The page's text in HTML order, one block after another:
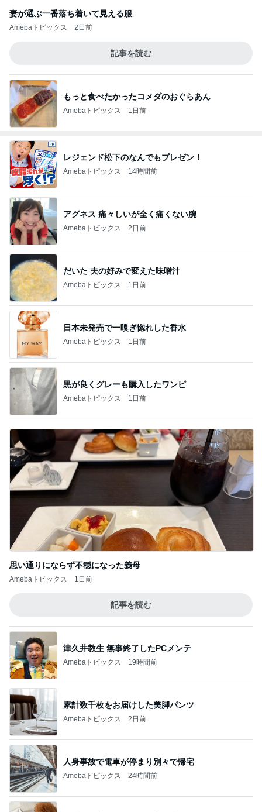
妻が選ぶ一番落ち着いて見える服
Amebaトピックス 2日前
記事を読む
もっと食べたかったコメダのおぐらあん
Amebaトピックス 1日前
レジェンド松下のなんでもプレゼン！
Amebaトピックス 14時間前
アグネス 痛々しいが全く痛くない腕
Amebaトピックス 2日前
だいた 夫の好みで変えた味噌汁
Amebaトピックス 1日前
日本未発売で一嗅ぎ惚れした香水
Amebaトピックス 1日前
黒が良くグレーも購入したワンピ
Amebaトピックス 1日前
思い通りにならず不穏になった義母
Amebaトピックス 1日前
記事を読む
津久井教生 無事終了したPCメンテ
Amebaトピックス 19時間前
累計数千枚をお届けした美脚パンツ
Amebaトピックス 2日前
人身事故で電車が停まり別々で帰宅
Amebaトピックス 24時間前